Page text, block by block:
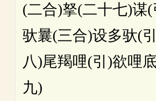
(二合)拏(二十七)谋(
驮曩(三合)设多驮(
八)尾羯哩(引)欲哩
九)